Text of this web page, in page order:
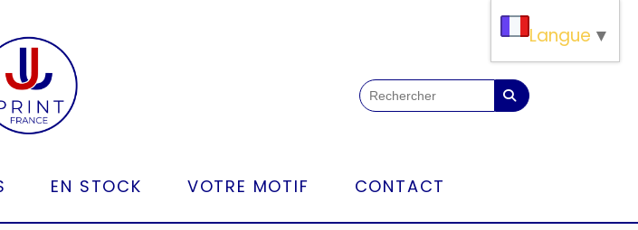
EN STOCK VOTRE MOTIF CONTACT
Langue ▼